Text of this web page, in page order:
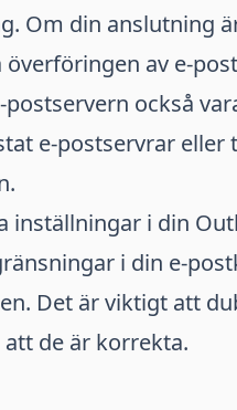
Om din anslutning
av e-
också
e-postservrar eller
inställningar i din
i din e-
Det är viktigt att
de är korrekta.